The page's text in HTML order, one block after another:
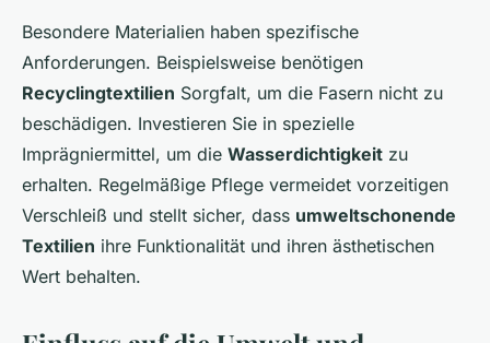
Besondere Materialien haben spezifische
Anforderungen. Beispielsweise benötigen
Recyclingtextilien Sorgfalt, um die Fasern nicht zu
beschädigen. Investieren Sie in spezielle
Imprägniermittel, um die Wasserdichtigkeit zu
erhalten. Regelmäßige Pflege vermeidet vorzeitigen
Verschleiß und stellt sicher, dass umweltschonende
Textilien ihre Funktionalität und ihren ästhetischen
Wert behalten.